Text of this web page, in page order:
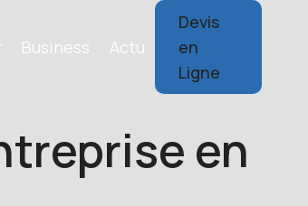
Business Actu
Devis
en
Ligne
en